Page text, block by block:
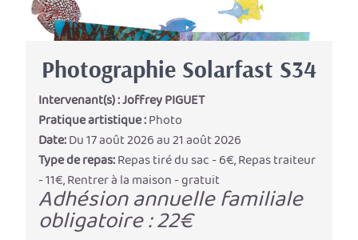
Photographie Solarfast S34
Intervenant(s) :Joffrey PIGUET
Pratique artistique :Photo
Date:Du 17 août 2026 au 21 août 2026
Type de repas:Repas tiré du sac - 6€, Repas traiteur
- 11€, Rentrer à la maison - gratuit
Adhésion annuelle familiale
obligatoire : 22€